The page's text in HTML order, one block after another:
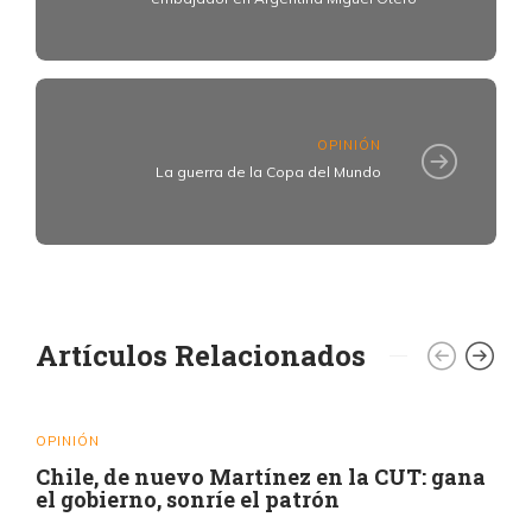
OPINIÓN
La guerra de la Copa del Mundo
Artículos Relacionados
OPINIÓN
Chile, de nuevo Martínez en la CUT: gana
el gobierno, sonríe el patrón